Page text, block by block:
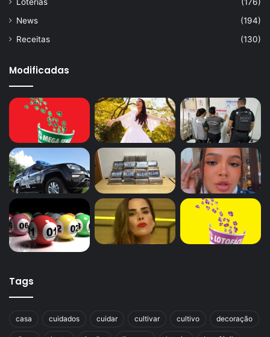
Polenta recheada com carne seca;
Pipoca temperada;
Sopa de milho;
Bolo de milho simples.
Com tantas opções, é até difícil escolher a mais saborosa.
Então, comece a experimentar hoje mesmo, e inicie pela
receita de
curau de milho com coco
e comente aqui no
Portal Atualizeiqual prato com milho que você mais gosta.
Avalie este post post
News
(194)
Receitas
(130)
Modificadas
Tags
casa cuidados cuidar cultivar cultivo decoração